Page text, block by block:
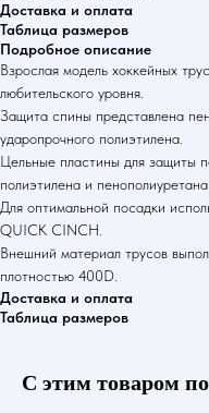
Доставка и оплата
Таблица размеров
Подробное описание
Взрослая модель хоккейных
любительского уровня.
Защита спины представлена
ударопрочного полиэтилена.
Цельные пластины для защиты
полиэтилена и
Для оптимальной посадки
QUICK CINCH.
Внешний материал трусов
плотностью 400D.
Доставка и оплата
Таблица размеров
С этим товаром